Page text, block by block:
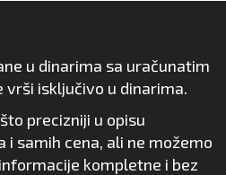
u dinarima sa uračunatim
vrši isključivo u dinarima.
precizniji u opisu
i samih cena, ali ne možemo
kompletne i bez